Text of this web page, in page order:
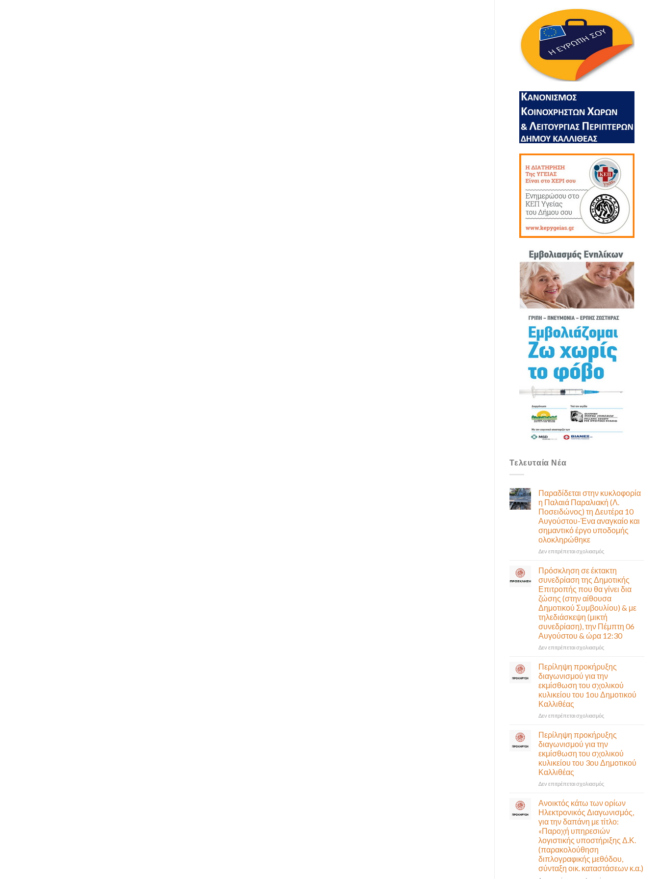
Τελευταία Νέα
Παραδίδεται στην κυκλοφορία
η Παλαιά Παραλιακή (Λ.
Ποσειδώνος) τη Δευτέρα 10
Αυγούστου-Ένα αναγκαίο και
σημαντικό έργο υποδομής
ολοκληρώθηκε
Δεν επιτρέπεται σχολιασμόςστο
κυκλοφορία
η
Παλαιά
Παραλιακή
(Λ.
Ποσειδώνος)
τη
Δευτέρα
Αυγούστου-
αναγκαίο
και
σημαντικό
έργο
υποδομής
Πρόσκληση σε έκτακτη
συνεδρίαση της Δημοτικής
Επιτροπής που θα γίνει δια
ζώσης (στην αίθουσα
Δημοτικού Συμβουλίου) & με
τηλεδιάσκεψη (μικτή
συνεδρίαση), την Πέμπτη 06
Αυγούστου & ώρα 12:30
Δεν επιτρέπεται σχολιασμόςστο
σε
έκτακτη
συνεδρίαση
της
Δημοτικής
δια
ζώσης
(στην
αίθουσα
&
τηλεδιάσκεψη
(μικτή
συνεδρίαση),
την
Πέμπτη
06
Αυγούστου
&
ώρα
Περίληψη προκήρυξης
διαγωνισμού για την
εκμίσθωση του σχολικού
κυλικείου του 1ου Δημοτικού
Καλλιθέας
Δεν επιτρέπεται σχολιασμόςστο
προκήρυξης
διαγωνισμού
για
την
εκμίσθωση
1ου
Δημοτικού
Καλλιθέας
Περίληψη προκήρυξης
διαγωνισμού για την
εκμίσθωση του σχολικού
κυλικείου του 3ου Δημοτικού
Καλλιθέας
Δεν επιτρέπεται σχολιασμόςστο
προκήρυξης
διαγωνισμού
για
την
εκμίσθωση
του
κυλικείου
του
Ανοικτός κάτω των ορίων
Ηλεκτρονικός Διαγωνισμός,
για την δαπάνη με τίτλο:
«Παροχή υπηρεσιών
λογιστικής υποστήριξης Δ.Κ.
(παρακολούθηση
διπλογραφικής μεθόδου,
σύνταξη οικ. καταστάσεων κ.α.)